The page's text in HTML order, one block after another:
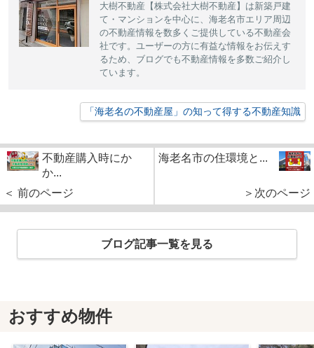
大樹不動産【株式会社大樹不動産】は新築戸建
て・マンションを中心に、海老名市エリア周辺
の不動産情報を数多くご提供している不動産会
社です。ユーザーの方に有益な情報をお伝えす
るため、ブログでも不動産情報を多数ご紹介し
ています。
「海老名の不動産屋」の知って得する不動産知識
不動産購入時にか
か...
＜ 前のページ
海老名市の住環境と...
＞次のページ
ブログ記事一覧を見る
おすすめ物件